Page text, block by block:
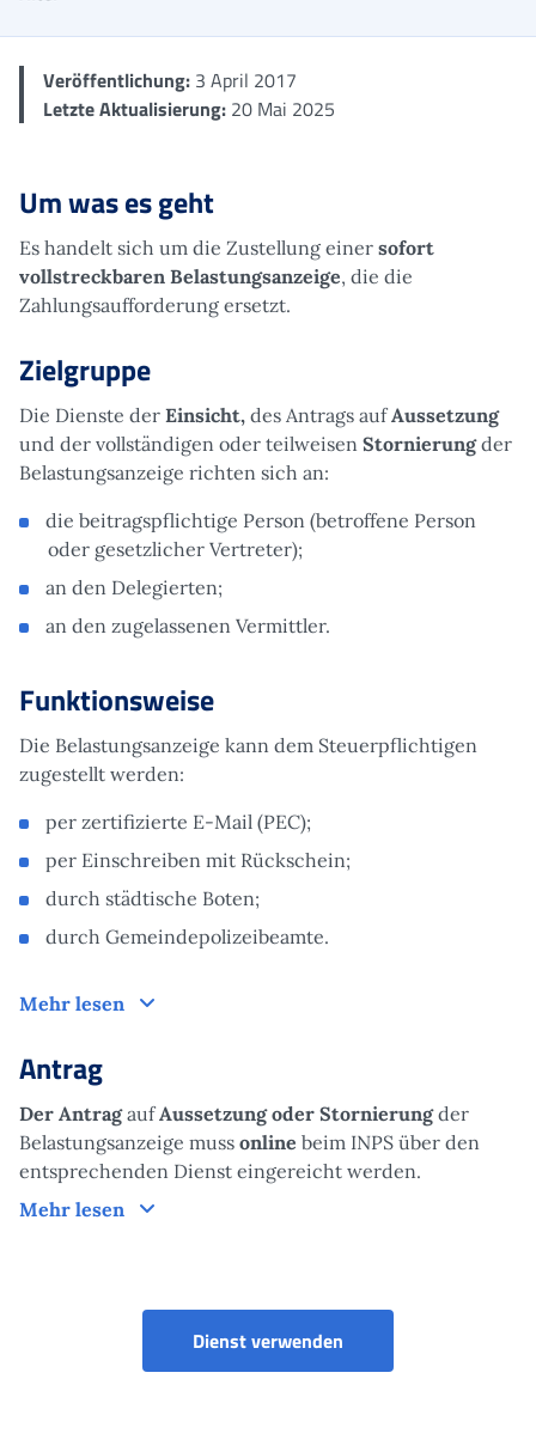
Veröffentlichung: 3 April 2017
Letzte Aktualisierung: 20 Mai 2025
Um was es geht
Es handelt sich um die Zustellung einer sofort
vollstreckbaren Belastungsanzeige, die die
Zahlungsaufforderung ersetzt.
Zielgruppe
Die Dienste der Einsicht, des Antrags aufAussetzung
und der vollständigen oder teilweisen Stornierungder
Belastungsanzeige richten sich an:
die beitragspflichtige Person (betroffene Person
oder gesetzlicher Vertreter);
an den Delegierten;
an den zugelassenen Vermittler.
Funktionsweise
Die Belastungsanzeige kann dem Steuerpflichtigen
zugestellt werden:
per zertifizierte E-Mail (PEC);
per Einschreiben mit Rückschein;
durch städtische Boten;
durch Gemeindepolizeibeamte.
Mehr lesen Funktionsweise
Antrag
Der AntragaufAussetzung oder Stornierungder
Belastungsanzeige muss online beim INPS über den
entsprechenden Dienst eingereicht werden.
Mehr lesen
Antrag
Dienst verwenden